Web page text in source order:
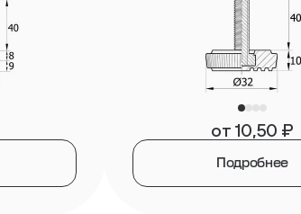
от 10,50 ₽
Подробнее